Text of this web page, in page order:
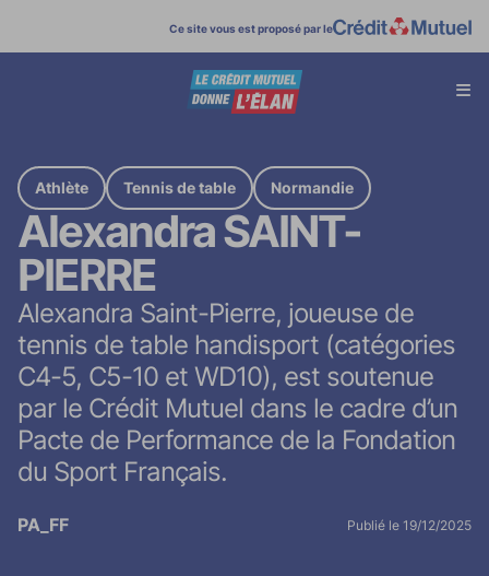
Ce site vous est proposé par le
menu
Athlète Tennis de table Normandie
Alexandra SAINT-
PIERRE
Alexandra Saint-Pierre, joueuse de
tennis de table handisport (catégories
C4-5, C5-10 et WD10), est soutenue
par le Crédit Mutuel dans le cadre d’un
Pacte de Performance de la Fondation
du Sport Français.
PA_FF Publié le 19/12/2025